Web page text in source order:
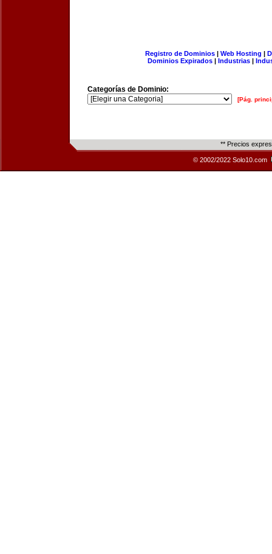
Registro de Dominios| Web Hosting |
Dominios Expirados | Industrias |
Categorías de Dominio:
[Pág.
** Precios
© 2002/2022 Solo10.com